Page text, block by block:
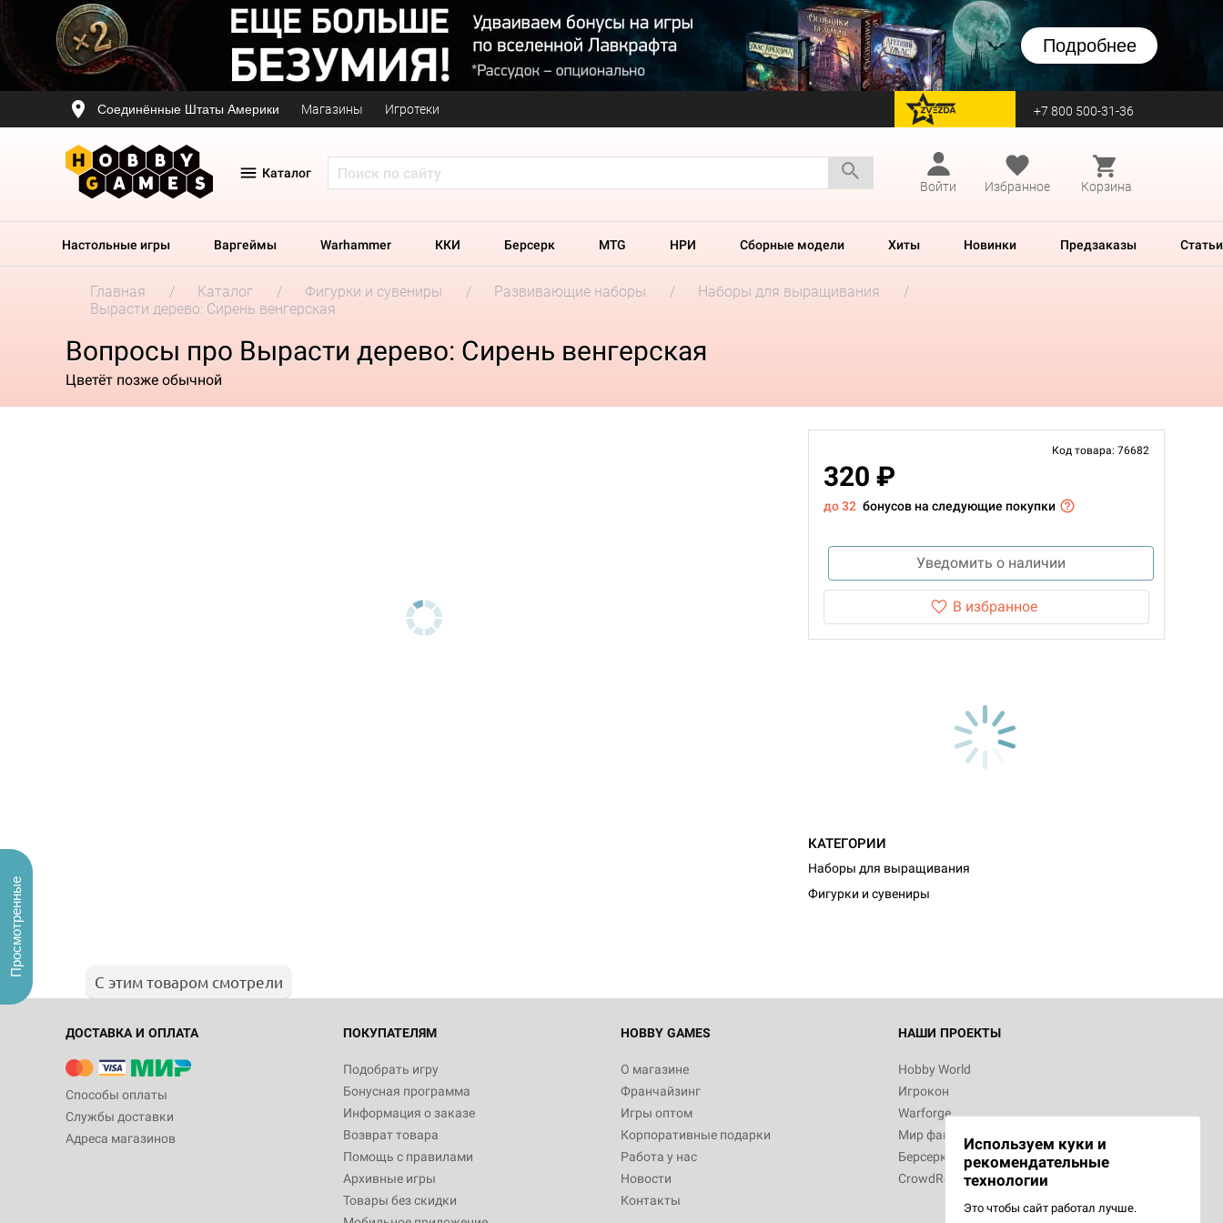
Подробнее
Соединённые Штаты Америки Магазины Игротеки перейти на Zvezda +7 800 500-31-36
Каталог
Войти
Избранное Корзина
Настольные игры Варгеймы Warhammer ККИ Берсерк MTG НРИ Сборные модели Хиты Новинки Предзаказы Статьи
Главная Каталог Фигурки и сувениры Развивающие наборы
Наборы для выращивания
Вырасти дерево: Сирень венгерская
Вопросы про Вырасти дерево: Сирень венгерская
Цветёт позже обычной
Код товара: 76682
320 ₽
до 32 бонусов на следующие покупки
Уведомить о наличии
В избранное
КАТЕГОРИИ
Наборы для выращивания
Фигурки и сувениры
С этим товаром смотрели
ДОСТАВКА И ОПЛАТА
Способы оплаты
Службы доставки
Адреса магазинов
ПОКУПАТЕЛЯМ
Подобрать игру
Бонусная программа
Информация о заказе
Возврат товара
Помощь с правилами
Архивные игры
Товары без скидки
HOBBY GAMES
О магазине
Франчайзинг
Игры оптом
Корпоративные подарки
Работа у нас
Новости
Контакты
НАШИ ПРОЕКТЫ
Hobby World
Игрокон
Warforge
Мир фантастики
Берсерк
CrowdRepublic
Используем куки и
рекомендательные
технологии
Это чтобы сайт работал лучше.
Просмотренные
Настольная игра Hobby World Монстры
Белая смерть
12 990
Настольная игра Hobby World Ужас
3 490